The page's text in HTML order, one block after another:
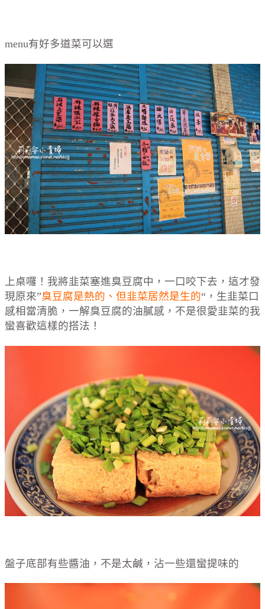
menu有好多道菜可以選
上桌囉！我將韭菜塞進臭豆腐中，一口咬下去，這才發
現原來”臭豆腐是熱的、但韭菜居然是生的“，生韭菜口
感相當清脆，一解臭豆腐的油膩感，不是很愛韭菜的我
蠻喜歡這樣的搭法！
盤子底部有些醬油，不是太鹹，沾一些還蠻提味的